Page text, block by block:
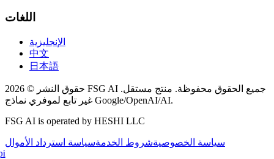
اللغات
الإنجليزية
中文
日本語
حقوق النشر © 2026 FSG AI جميع الحقوق محفوظة. منتج مستقل.
غير تابع لموفري نماذج Google/OpenAI/AI.
FSG AI is operated by HESHI LLC
سياسة الخصوصيةشروط الخدمةسياسة استرداد الأموال